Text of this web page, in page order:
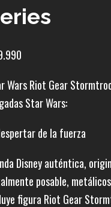
Wars Riot Gear
Star Wars:
de la fuerza
Disney auténtica,
posable,
figura Riot Gear